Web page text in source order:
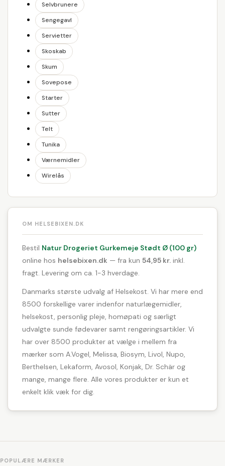
Selvbrunere
Sengegavl
Servietter
Skoskab
Skum
Sovepose
Starter
Sutter
Telt
Tunika
Værnemidler
Wirelås
OM HELSEBIXEN.DK
Bestil Natur Drogeriet Gurkemeje Stødt Ø (100 gr)
online hos helsebixen.dk — fra kun 54,95 kr. inkl.
fragt. Levering om ca. 1-3 hverdage.
Danmarks største udvalg af Helsekost. Vi har mere end
8500 forskellige varer indenfor naturlægemidler,
helsekost, personlig pleje, homøpati og særligt
udvalgte sunde fødevarer samt rengøringsartikler. Vi
har over 8500 produkter at vælge i mellem fra
mærker som A.Vogel, Melissa, Biosym, Livol, Nupo,
Berthelsen, Lekaform, Avosol, Konjak, Dr. Schär og
mange, mange flere. Alle vores produkter er kun et
enkelt klik væk for dig.
POPULÆRE MÆRKER